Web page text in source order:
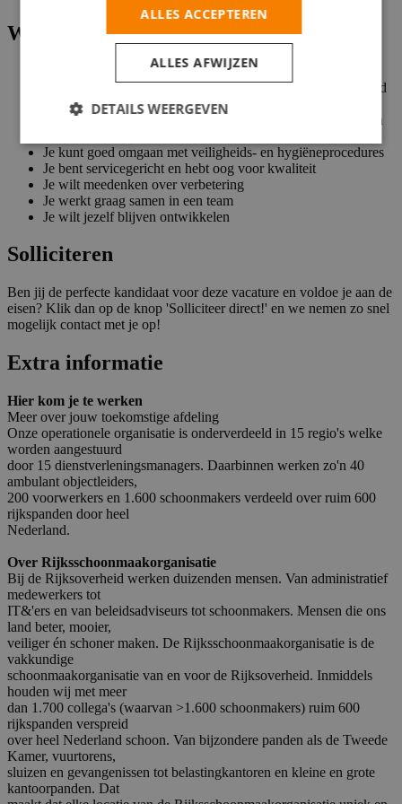
Wat wij vragen
Minimaal middelbare school werk- en denkniveau; Je hebt
een diploma algemeen schoonmaakonderhoud of bent bereid
dit te halen.
Je bent positief, flexibel, enthousiast en je hebt natuurlijk zin
Je kunt goed omgaan met veiligheids- en hygiëneprocedures
Je bent servicegericht en hebt oog voor kwaliteit
Je wilt meedenken over verbetering
Je werkt graag samen in een team
Je wilt jezelf blijven ontwikkelen
Solliciteren
Ben jij de perfecte kandidaat voor deze vacature en voldoe je aan de
eisen? Klik dan op de knop 'Solliciteer direct!' en we nemen zo snel
mogelijk contact met je op!
Extra informatie
Hier kom je te werken
Meer over jouw toekomstige afdeling
Onze operationele organisatie is onderverdeeld in 15 regio's welke
worden aangestuurd
door 15 dienstverleningsmanagers. Daarbinnen werken zo'n 40
ambulant objectleiders,
200 voorwerkers en 1.600 schoonmakers verdeeld over ruim 600
rijkspanden door heel
Nederland.
Over Rijksschoonmaakorganisatie
Bij de Rijksoverheid werken duizenden mensen. Van administratief
medewerkers tot
IT&'ers en van beleidsadviseurs tot schoonmakers. Mensen die ons
land beter, mooier,
veiliger én schoner maken. De Rijksschoonmaakorganisatie is de
vakkundige
schoonmaakorganisatie van en voor de Rijksoverheid. Inmiddels
houden wij met meer
dan 1.700 collega's (waarvan >1.600 schoonmakers) ruim 600
rijkspanden verspreid
over heel Nederland schoon. Van bijzondere panden als de Tweede
Kamer, vuurtorens,
sluizen en gevangenissen tot belastingkantoren en kleine en grote
kantoorpanden. Dat
ALLES ACCEPTEREN
ALLES AFWIJZEN
DETAILS WEERGEVEN